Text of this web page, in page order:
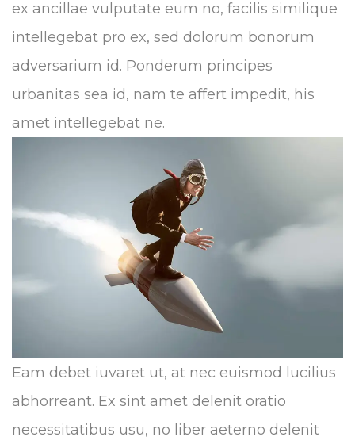
ex ancillae vulputate eum no, facilis similique
intellegebat pro ex, sed dolorum bonorum
adversarium id. Ponderum principes
urbanitas sea id, nam te affert impedit, his
amet intellegebat ne.
Eam debet iuvaret ut, at nec euismod lucilius
abhorreant. Ex sint amet delenit oratio
necessitatibus usu, no liber aeterno delenit